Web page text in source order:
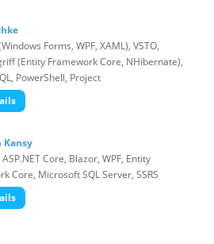
Forms, WPF, XAML), VSTO,
(Entity Framework Core, NHibernate),
PowerShell, Project
Kansy
ASP.NET Core, Blazor, WPF, Entity
Core, Microsoft SQL Server, SSRS